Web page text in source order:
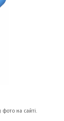
фото на сайті.